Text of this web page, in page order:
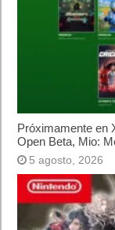
Próximamente en
Open Beta, Mio:
5 agosto, 2026